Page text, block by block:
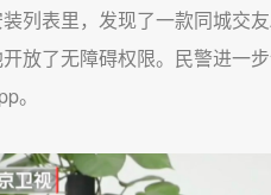
列表里，发现了一款同城交
放了无障碍权限。民警进一
。